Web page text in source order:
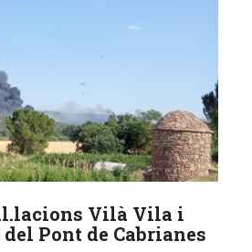
Vilà Vila i
Pont de Cabrianes